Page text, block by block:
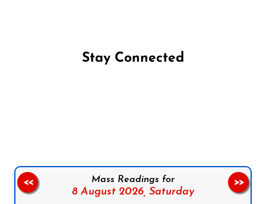
Stay Connected
Mass Readings for
8 August 2026, Saturday
<< >>